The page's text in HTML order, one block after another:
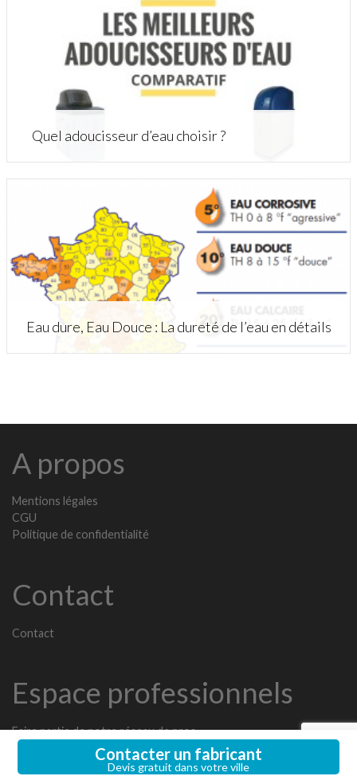
Quel adoucisseur d’eau choisir ?
Eau dure, Eau Douce : La dureté de l’eau en détails
Contacter un fabricant
Devis gratuit dans votre ville
A propos
Mentions légales
CGU
Politique de confidentialité
Contact
Contact
Espace professionnels
Faire partie de notre réseau de pros